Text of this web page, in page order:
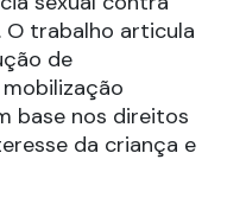
O trabalho articula
de
base nos direitos
da criança e